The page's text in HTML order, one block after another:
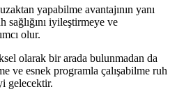
yapabilme avantajının yanı
sağlığını iyileştirmeye ve
olur.
olarak bir arada bulunmadan da
ve esnek programla çalışabilme ruh
gelecektir.